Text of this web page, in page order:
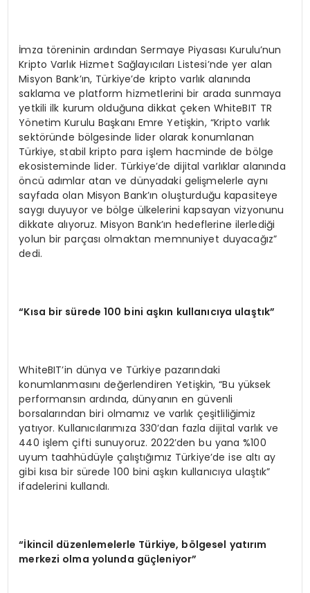
İmza töreninin ardından Sermaye Piyasası Kurulu’nun
Kripto Varlık Hizmet Sağlayıcıları Listesi’nde yer alan
Misyon Bank’ın, Türkiye’de kripto varlık alanında
saklama ve platform hizmetlerini bir arada sunmaya
yetkili ilk kurum olduğuna dikkat çeken WhiteBIT TR
Yönetim Kurulu Başkanı Emre Yetişkin, “Kripto varlık
sektöründe bölgesinde lider olarak konumlanan
Türkiye, stabil kripto para işlem hacminde de bölge
ekosisteminde lider. Türkiye’de dijital varlıklar alanında
öncü adımlar atan ve dünyadaki gelişmelerle aynı
sayfada olan Misyon Bank’ın oluşturduğu kapasiteye
saygı duyuyor ve bölge ülkelerini kapsayan vizyonunu
dikkate alıyoruz. Misyon Bank’ın hedeflerine ilerlediği
yolun bir parçası olmaktan memnuniyet duyacağız”
dedi.
“Kısa bir sürede 100 bini aşkın kullanıcıya ulaştık”
WhiteBIT’in dünya ve Türkiye pazarındaki
konumlanmasını değerlendiren Yetişkin, “Bu yüksek
performansın ardında, dünyanın en güvenli
borsalarından biri olmamız ve varlık çeşitliliğimiz
yatıyor. Kullanıcılarımıza 330’dan fazla dijital varlık ve
440 işlem çifti sunuyoruz. 2022’den bu yana %100
uyum taahhüdüyle çalıştığımız Türkiye’de ise altı ay
gibi kısa bir sürede 100 bini aşkın kullanıcıya ulaştık”
ifadelerini kullandı.
“İkincil düzenlemelerle Türkiye, bölgesel yatırım
merkezi olma yolunda güçleniyor”